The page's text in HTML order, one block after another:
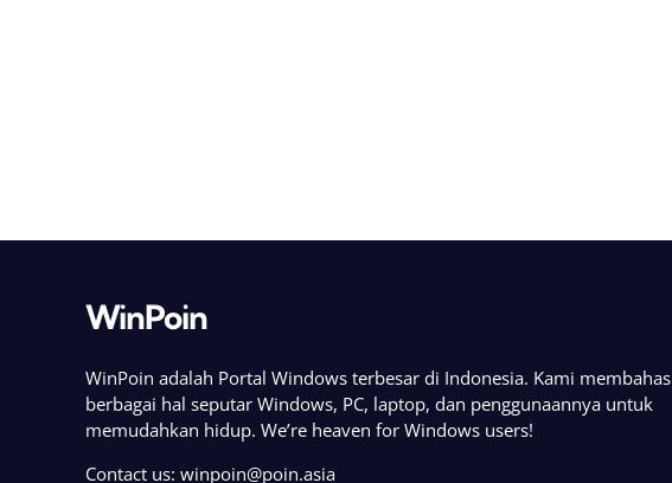
WinPoin
WinPoin adalah Portal Windows terbesar di Indonesia. Kami membahas
berbagai hal seputar Windows, PC, laptop, dan penggunaannya untuk
memudahkan hidup. We’re heaven for Windows users!
Contact us: winpoin@poin.asia